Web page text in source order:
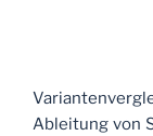
Ableitung von